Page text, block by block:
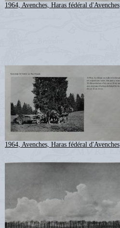
1964, Avenches, Haras fédéral d'Avenches
1964, Avenches, Haras fédéral d'Avenches